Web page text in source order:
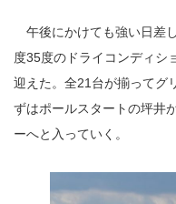
午後にかけても強い日差
度35度のドライコンディシ
迎えた。全21台が揃ってグ
ずはポールスタートの坪井
ーへと入っていく。